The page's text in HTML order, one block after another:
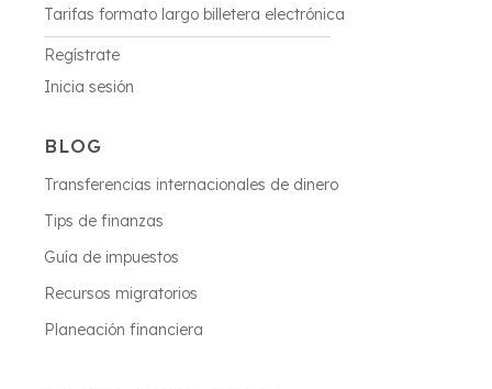
Tarifas formato largo billetera electrónica
Regístrate
Inicia sesión
BLOG
Transferencias internacionales de dinero
Tips de finanzas
Guía de impuestos
Recursos migratorios
Planeación financiera